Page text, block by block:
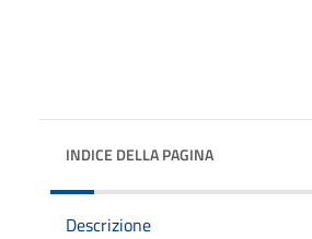
INDICE DELLA PAGINA
Descrizione